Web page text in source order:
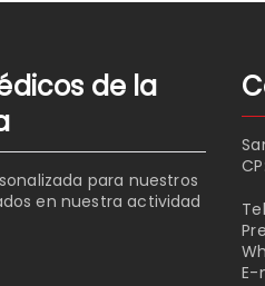
de la
para nuestros
en nuestra actividad
E-